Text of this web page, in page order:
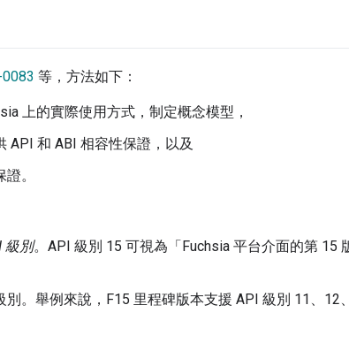
0083 等，方法如下：
上的實際使用方式，制定概念模型，
API 和 ABI 相容性保證，以及
。
級別。API 級別 15 可視為「Fuchsia 平台介面的第 15
別。舉例來說，F15 里程碑版本支援 API 級別 11、12